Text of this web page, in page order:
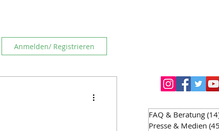
Anmelden/ Registrieren
FAQ & Beratung
Presse & Medien